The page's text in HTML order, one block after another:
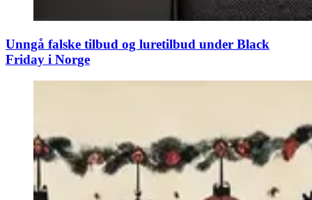
Unngå falske tilbud og luretilbud under Black
Friday i Norge